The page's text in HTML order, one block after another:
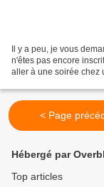
Il y a peu, je vous
n'êtes pas encore
aller à une soirée chez
< Page
Hébergé par
Top articles